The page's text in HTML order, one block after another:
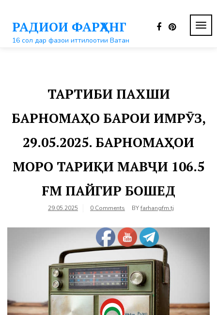
контентуРАДИОИ ФАРҲАНГ
16 сол дар фазои иттилоотии Ватан
ТАРТИБИ ПАХШИ
БАРНОМАҲО БАРОИ ИМРӮЗ,
29.05.2025. БАРНОМАҲОИ
МОРО ТАРИҚИ МАВҶИ 106.5
FM ПАЙГИР БОШЕД
29.05.2025 0 Comments BYfarhangfm.tj